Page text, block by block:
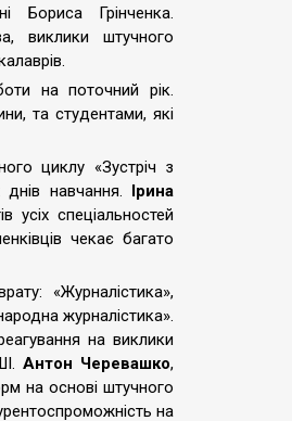
Бориса Грінченка.
виклики штучного
на поточний рік.
та студентами, які
циклу «Зустріч з
навчання. Ірина
усіх спеціальностей
чекає багато
«Журналістика»,
журналістика».
на виклики
Антон Черевашко,
на основі штучного
на